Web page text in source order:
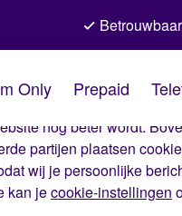
De cookies
Wij gebruiken cookies op
nog beter wordt.
partijen plaatsen
wij je persoonlijke
kan jecookie-instellingen
Only Prepaid